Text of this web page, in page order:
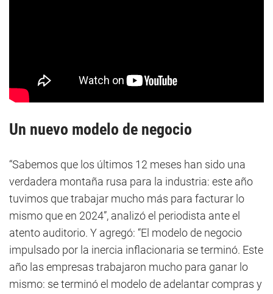
Un nuevo modelo de negocio
“Sabemos que los últimos 12 meses han sido una
verdadera montaña rusa para la industria: este año
tuvimos que trabajar mucho más para facturar lo
mismo que en 2024”, analizó el periodista ante el
atento auditorio. Y agregó: “El modelo de negocio
impulsado por la inercia inflacionaria se terminó. Este
año las empresas trabajaron mucho para ganar lo
mismo: se terminó el modelo de adelantar compras y